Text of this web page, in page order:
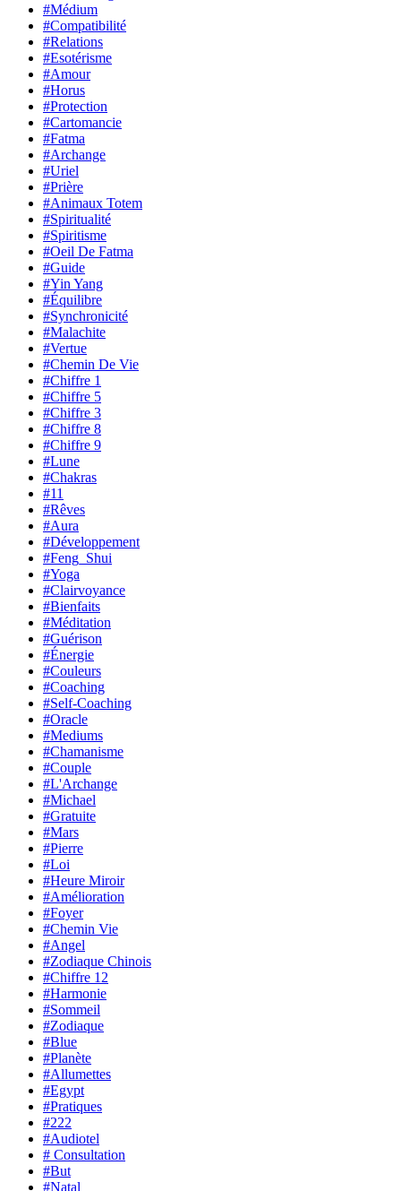
#Médium
#Compatibilité
#Relations
#Esotérisme
#Amour
#Horus
#Protection
#Cartomancie
#Fatma
#Archange
#Uriel
#Prière
#Animaux Totem
#Spiritualité
#Spiritisme
#Oeil De Fatma
#Guide
#Yin Yang
#Équilibre
#Synchronicité
#Malachite
#Vertue
#Chemin De Vie
#Chiffre 1
#Chiffre 5
#Chiffre 3
#Chiffre 8
#Chiffre 9
#Lune
#Chakras
#11
#Rêves
#Aura
#Développement
#Feng_Shui
#Yoga
#Clairvoyance
#Bienfaits
#Méditation
#Guérison
#Énergie
#Couleurs
#Coaching
#Self-Coaching
#Oracle
#Mediums
#Chamanisme
#Couple
#L'Archange
#Michael
#Gratuite
#Mars
#Pierre
#Loi
#Heure Miroir
#Amélioration
#Foyer
#Chemin Vie
#Angel
#Zodiaque Chinois
#Chiffre 12
#Harmonie
#Sommeil
#Zodiaque
#Blue
#Planète
#Allumettes
#Egypt
#Pratiques
#222
#Audiotel
# Consultation
#But
#Natal